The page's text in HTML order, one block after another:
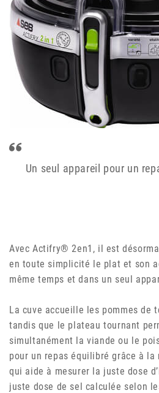
Un seul appareil pour un
Avec Actifry® 2en1, il est
en toute simplicité le plat et son
même temps et dans un seul
La cuve accueille les pommes de
tandis que le plateau tournant
simultanément la viande ou le
pour un repas équilibré grâce à
qui aide à mesurer la juste dose
juste dose de sel calculée selon